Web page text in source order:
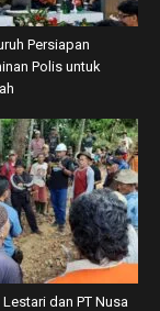
Persiapan
Polis untuk
dan PT Nusa